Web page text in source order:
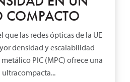
COMPACTO
que las redes ópticas de la UE
densidad y escalabilidad
PIC (MPC) ofrece una